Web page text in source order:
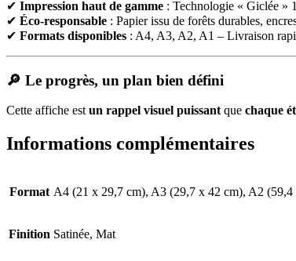
✔ Impression haut de gamme : Technologie « Giclée »
✔ Éco-responsable : Papier issu de forêts durables,
✔ Formats disponibles : A4, A3, A2, A1 – Livraison
🔎 Le progrès, un plan bien défini
Cette affiche estun rappel visuel puissantque chaque
Informations complémentaires
Format A4 (21 x 29,7 cm), A3 (29,7 x 42 cm), A2
Finition Satinée, Mat